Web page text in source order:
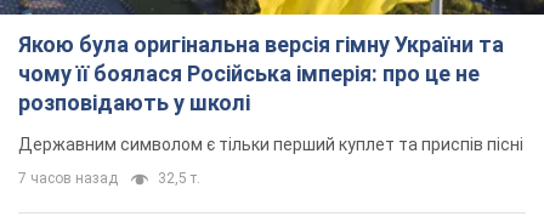
Якою була оригінальна версія гімну України та
чому її боялася Російська імперія: про це не
розповідають у школі
Державним символом є тільки перший куплет та приспів пісні
7 часов назад 32,5 т.